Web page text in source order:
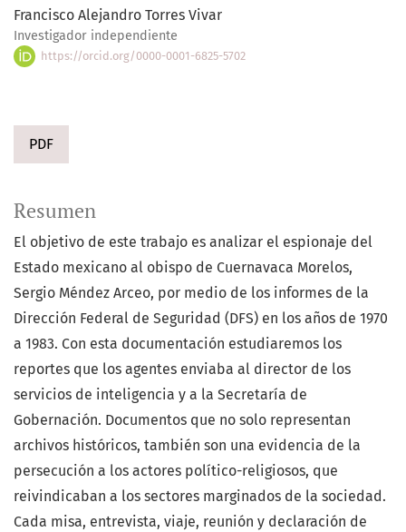
Francisco Alejandro Torres Vivar
Investigador independiente
https://orcid.org/0000-0001-6825-5702
PDF
Resumen
El objetivo de este trabajo es analizar el espionaje del
Estado mexicano al obispo de Cuernavaca Morelos,
Sergio Méndez Arceo, por medio de los informes de la
Dirección Federal de Seguridad (DFS) en los años de 1970
a 1983. Con esta documentación estudiaremos los
reportes que los agentes enviaba al director de los
servicios de inteligencia y a la Secretaría de
Gobernación. Documentos que no solo representan
archivos históricos, también son una evidencia de la
persecución a los actores político-religiosos, que
reivindicaban a los sectores marginados de la sociedad.
Cada misa, entrevista, viaje, reunión y declaración de